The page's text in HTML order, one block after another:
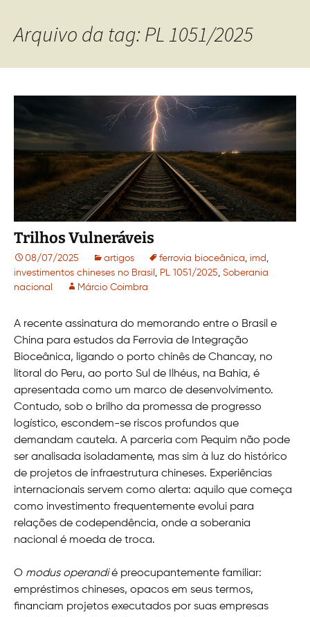
Arquivo da tag: PL 1051/2025
Trilhos Vulneráveis
08/07/2025 artigos ferrovia bioceânica, imd ,
investimentos chineses no Brasil , PL 1051/2025, Soberania
nacional
Márcio Coimbra
A recente assinatura do memorando entre o Brasil e
China para estudos da Ferrovia de Integração
Bioceânica, ligando o porto chinês de Chancay, no
litoral do Peru, ao porto Sul de Ilhéus, na Bahia, é
apresentada como um marco de desenvolvimento.
Contudo, sob o brilho da promessa de progresso
logístico, escondem-se riscos profundos que
demandam cautela. A parceria com Pequim não pode
ser analisada isoladamente, mas sim à luz do histórico
de projetos de infraestrutura chineses. Experiências
internacionais servem como alerta: aquilo que começa
como investimento frequentemente evolui para
relações de codependência, onde a soberania
nacional é moeda de troca.
O modus operandié preocupantemente familiar:
empréstimos chineses, opacos em seus termos,
financiam projetos executados por suas empresas